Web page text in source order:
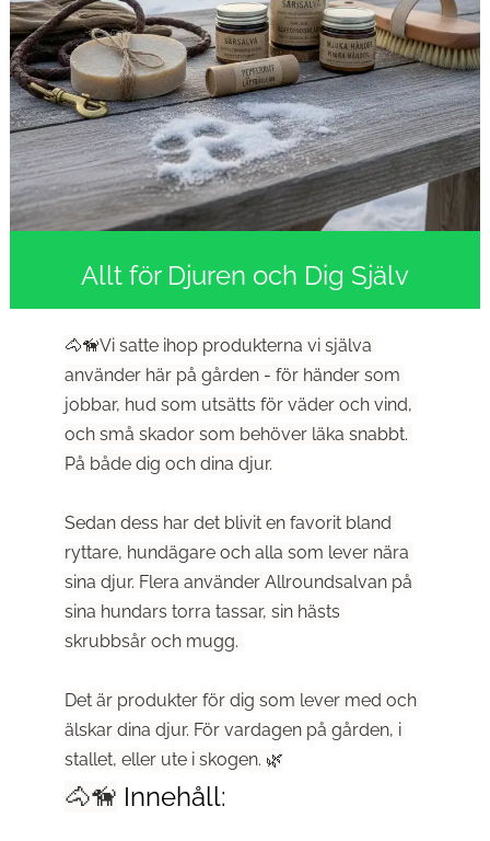
Allt för Djuren och Dig Själv
🐴🦮Vi satte ihop produkterna vi själva
använder här på gården - för händer som
jobbar, hud som utsätts för väder och vind,
och små skador som behöver läka snabbt.
På både dig och dina djur.
Sedan dess har det blivit en favorit bland
ryttare, hundägare och alla som lever nära
sina djur. Flera använder Allroundsalvan på
sina hundars torra tassar, sin hästs
skrubbsår och mugg.
Det är produkter för dig som lever med och
älskar dina djur. För vardagen på gården, i
stallet, eller ute i skogen. 🌿
🐴🦮 Innehåll: